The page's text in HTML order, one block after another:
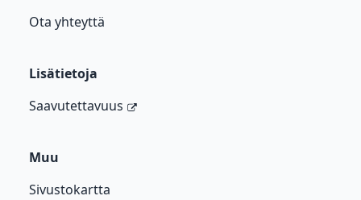
Ota yhteyttä
Lisätietoja
Saavutettavuus
Muu
Sivustokartta